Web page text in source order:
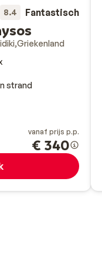
8.4 Fantastisch
Griekenland
strand
vanaf prijs p.p.
€ 340